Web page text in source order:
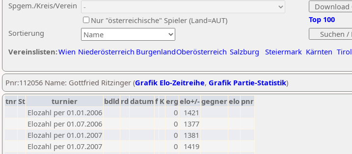
Sortierung
Spgem./Kreis/Verein
Nur "österreichische" Spieler (Land=AUT)
Vereinslisten:Wien Niederösterreich BurgenlandOberösterreich Salzburg Steiermark Kärnten Tirol
Top 100
Pnr:112056 Name: Gottfried Ritzinger (Grafik Elo-Zeitreihe, Grafik Partie-Statistik)
tnrSt turnier bdld rd datumf Kerg elo+/-gegnerelo pnr
Elozahl per 01.01.2006
0
1421
Elozahl per 01.07.2006
0
1377
Elozahl per 01.01.2007
0
1381
Elozahl per 01.07.2007
0
1419